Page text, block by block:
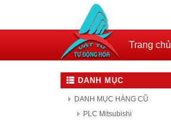
Trang chủ
DANH MỤC
DANH MỤC HÀNG CŨ
PLC Mitsubishi